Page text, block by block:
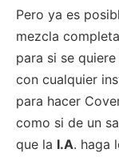
Pero ya es
mezcla
para si se
con cualquier
para hacer
como si de un
que la I.A. haga